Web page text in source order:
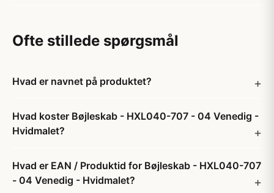
Ofte stillede spørgsmål
Hvad er navnet på produktet?
Hvad koster Bøjleskab - HXL040-707 - 04 Venedig -
Hvidmalet?
Hvad er EAN / Produktid for Bøjleskab - HXL040-707
- 04 Venedig - Hvidmalet?